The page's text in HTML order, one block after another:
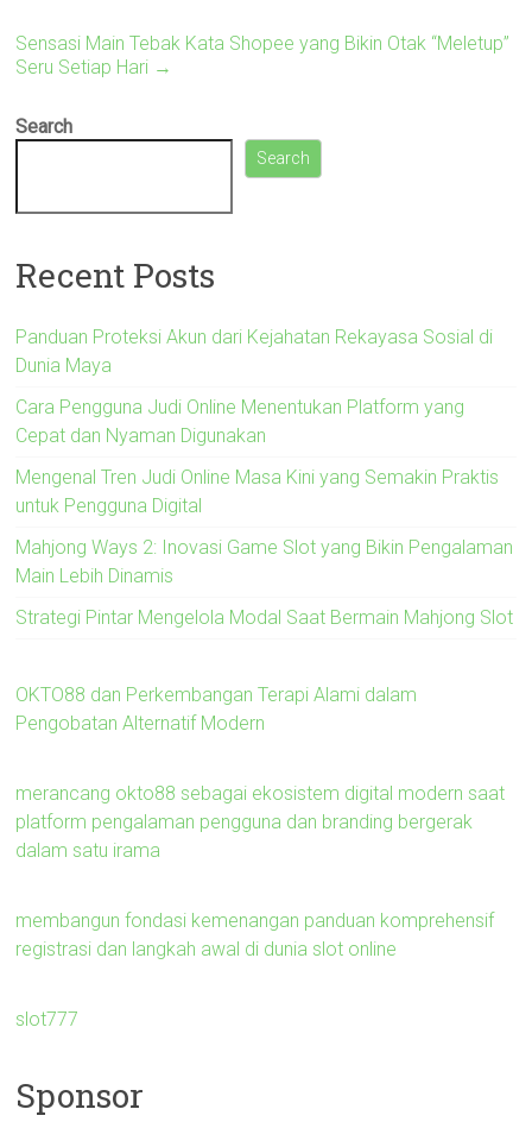
Sensasi Main Tebak Kata Shopee yang Bikin Otak “Meletup”
Seru Setiap Hari →
Search
Search
Recent Posts
Panduan Proteksi Akun dari Kejahatan Rekayasa Sosial di
Dunia Maya
Cara Pengguna Judi Online Menentukan Platform yang
Cepat dan Nyaman Digunakan
Mengenal Tren Judi Online Masa Kini yang Semakin Praktis
untuk Pengguna Digital
Mahjong Ways 2: Inovasi Game Slot yang Bikin Pengalaman
Main Lebih Dinamis
Strategi Pintar Mengelola Modal Saat Bermain Mahjong Slot
OKTO88 dan Perkembangan Terapi Alami dalam
Pengobatan Alternatif Modern
merancang okto88 sebagai ekosistem digital modern saat
platform pengalaman pengguna dan branding bergerak
dalam satu irama
membangun fondasi kemenangan panduan komprehensif
registrasi dan langkah awal di dunia slot online
slot777
Sponsor